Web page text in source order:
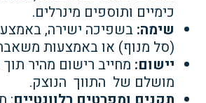
כימיים ותוספים מינרלים.
שימה: בשפיכה ישירה,
(סל מנוף) או באמצעות
יישום: מחייב רישום מהיר
מושלם של התווך הנוצק.